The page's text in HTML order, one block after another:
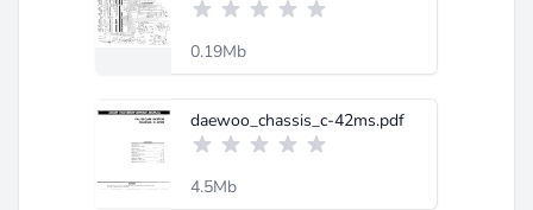
0.19Mb
daewoo_chassis_c-42ms.pdf
4.5Mb